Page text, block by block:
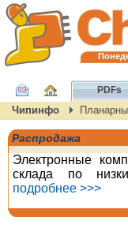
PDFs
Чипинфо
Распродажа
Электронные
склада по
подробнее >>>